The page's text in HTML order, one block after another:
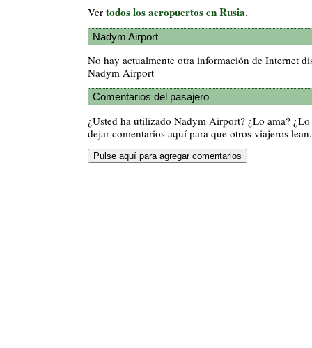
Ver todos los aeropuertos en Rusia.
Nadym Airport
No hay actualmente otra información de Internet
Nadym Airport
Comentarios del pasajero
¿Usted ha utilizado Nadym Airport? ¿Lo ama?
dejar comentarios aquí para que otros viajeros lean.